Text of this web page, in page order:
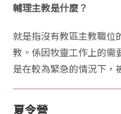
輔理主教是什麼？
就是指沒有教區主教職位
教。係因牧靈工作上的需
是在較為緊急的情況下，
夏令營